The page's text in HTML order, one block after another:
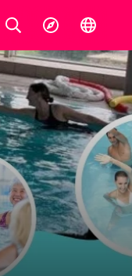
KeresésFelfedezés
Change